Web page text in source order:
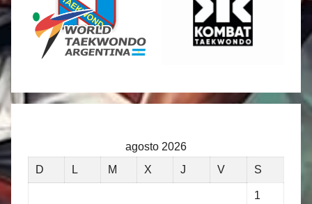
agosto 2026
D
L M X J V S
1